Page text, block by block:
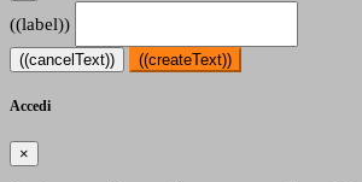
((label))
((cancelText)) ((createText))
Accedi
×